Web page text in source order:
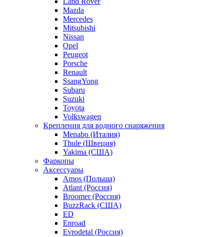
Mazda
Mercedes
Mitsubishi
Nissan
Opel
Peugeot
Porsche
Renault
SsangYong
Subaru
Suzuki
Toyota
Volkswagen
Крепления для водного снаряжения
Menabo (Италия)
Thule (Швеция)
Yakima (США)
Фаркопы
Аксессуары
Amos (Польша)
Atlant (Россия)
Broomer (Россия)
BuzzRack (США)
ED
Enroad
Evrodetal (Россия)